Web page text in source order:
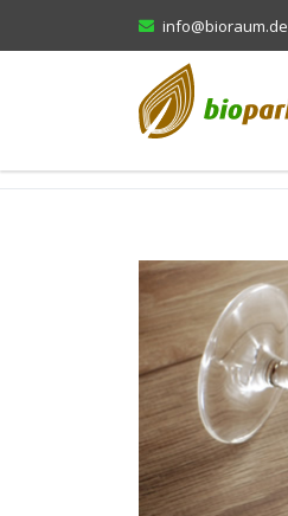
info@bioraum.de